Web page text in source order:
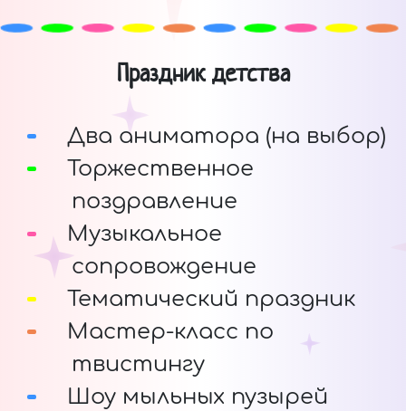
Праздник детства
Два аниматора (на выбор)
Торжественное
поздравление
Музыкальное
сопровождение
Тематический праздник
Мастер-класс по
твистингу
Шоу мыльных пузырей